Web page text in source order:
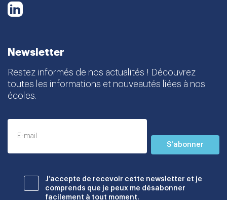
Newsletter
Restez informés de nos actualités ! Découvrez
toutes les informations et nouveautés liées à nos
écoles.
J’accepte de recevoir cette newsletter et je
comprends que je peux me désabonner
facilement à tout moment.
S'abonner